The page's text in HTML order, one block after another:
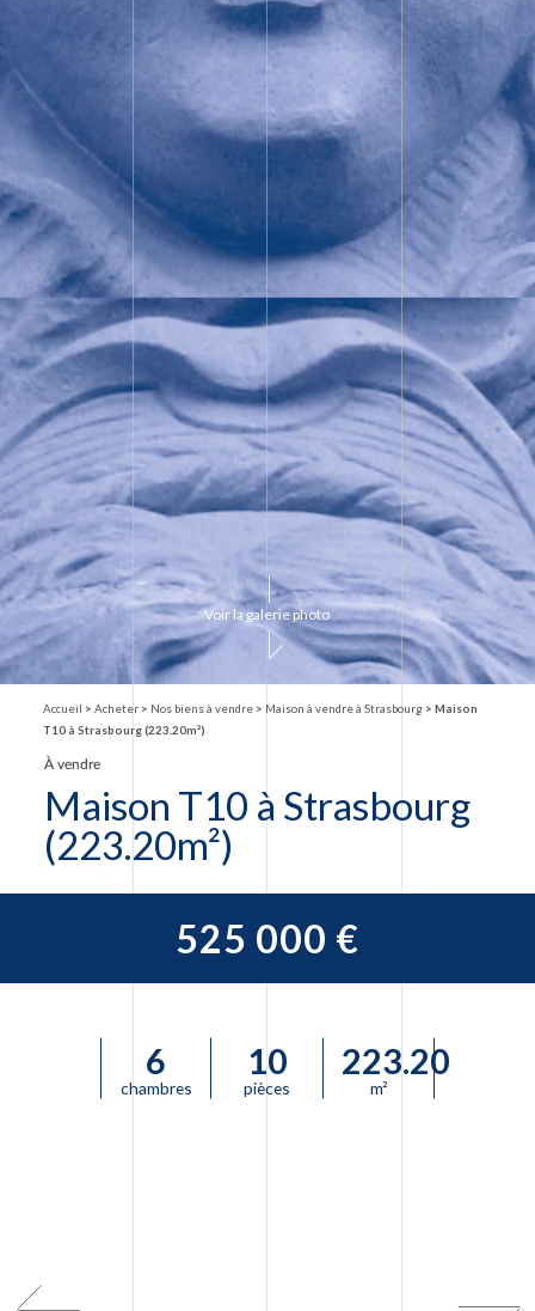
Voir la galerie photo
Accueil > Acheter > Nos biens à vendre > Maison à vendre à Strasbourg > Maison
T10 à Strasbourg (223.20m²)
À vendre
Maison T10 à Strasbourg
(223.20m²)
525 000 €
6
chambres
10
pièces
223.20
m²